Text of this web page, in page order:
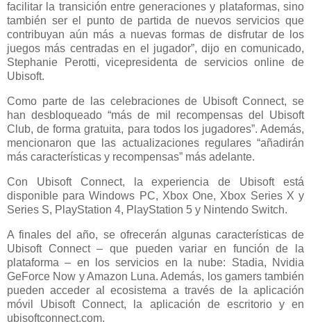
facilitar la transición entre generaciones y plataformas, sino
también ser el punto de partida de nuevos servicios que
contribuyan aún más a nuevas formas de disfrutar de los
juegos más centradas en el jugador”, dijo en comunicado,
Stephanie Perotti, vicepresidenta de servicios online de
Ubisoft.
Como parte de las celebraciones de Ubisoft Connect, se
han desbloqueado “más de mil recompensas del Ubisoft
Club, de forma gratuita, para todos los jugadores”. Además,
mencionaron que las actualizaciones regulares “añadirán
más características y recompensas” más adelante.
Con Ubisoft Connect, la experiencia de Ubisoft está
disponible para Windows PC, Xbox One, Xbox Series X y
Series S, PlayStation 4, PlayStation 5 y Nintendo Switch.
A finales del año, se ofrecerán algunas características de
Ubisoft Connect – que pueden variar en función de la
plataforma – en los servicios en la nube: Stadia, Nvidia
GeForce Now y Amazon Luna. Además, los gamers también
pueden acceder al ecosistema a través de la aplicación
móvil Ubisoft Connect, la aplicación de escritorio y en
ubisoftconnect.com.